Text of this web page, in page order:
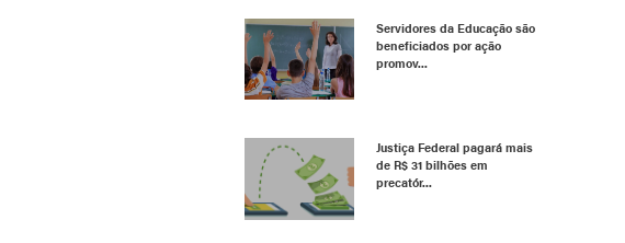
Servidores da Educação são
beneficiados por ação
promov...
Justiça Federal pagará mais
de R$ 31 bilhões em
precatór...